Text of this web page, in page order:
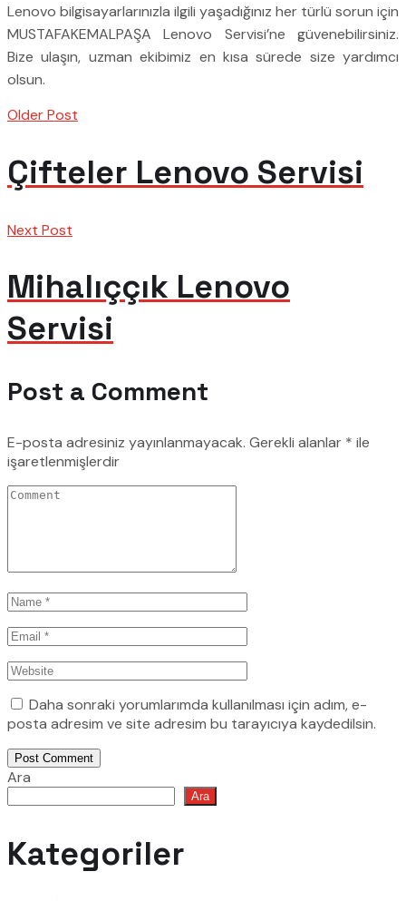
Lenovo bilgisayarlarınızla ilgili yaşadığınız her türlü sorun için
MUSTAFAKEMALPAŞA Lenovo Servisi’ne güvenebilirsiniz.
Bize ulaşın, uzman ekibimiz en kısa sürede size yardımcı
olsun.
Older Post
Çifteler Lenovo Servisi
Next Post
Mihalıççık Lenovo
Servisi
Post a Comment
E-posta adresiniz yayınlanmayacak. Gerekli alanlar * ile
işaretlenmişlerdir
Daha sonraki yorumlarımda kullanılması için adım, e-
posta adresim ve site adresim bu tarayıcıya kaydedilsin.
Post Comment
Ara
Ara
Kategoriler